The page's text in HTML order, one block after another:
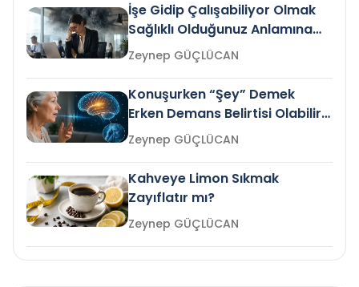
İşe Gidip Çalışabiliyor Olmak
Sağlıklı Olduğunuz Anlamına
Gelir mi?Zeynep GÜÇLÜCAN
Konuşurken “Şey” Demek
Erken Demans Belirtisi Olabilir
mi?
Zeynep GÜÇLÜCAN
Kahveye Limon Sıkmak
Zayıflatır mı?
Zeynep GÜÇLÜCAN